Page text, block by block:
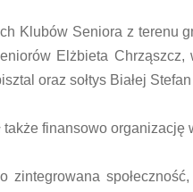
Klubów Seniora z terenu
Elżbieta
oraz sołtys Białej
także finansowo organizację
zintegrowana